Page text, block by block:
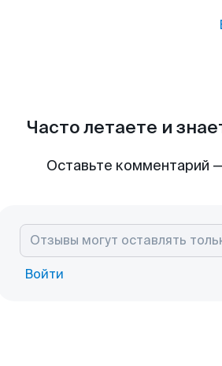
Часто летаете и
Оставьте комментарий
Войти